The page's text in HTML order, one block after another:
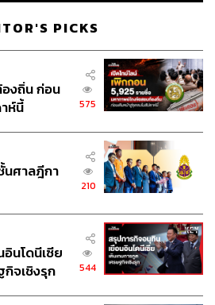
PICKS
งถิ่น ก่อน
ห์นี้
575
นศาลฎีกา
210
นโดนีเซีย
จเชิงรุก
544